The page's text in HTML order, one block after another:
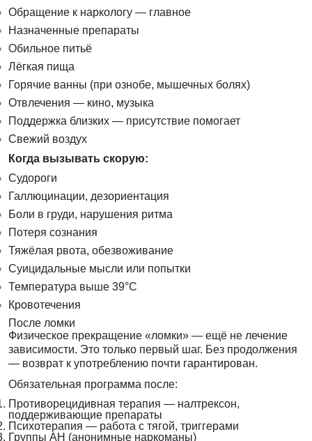
Обращение к наркологу — главное
Назначенные препараты
Обильное питьё
Лёгкая пища
Горячие ванны (при ознобе, мышечных болях)
Отвлечения — кино, музыка
Поддержка близких — присутствие помогает
Свежий воздух
Когда вызывать скорую:
Судороги
Галлюцинации, дезориентация
Боли в груди, нарушения ритма
Потеря сознания
Тяжёлая рвота, обезвоживание
Суицидальные мысли или попытки
Температура выше 39°С
Кровотечения
После ломки
Физическое прекращение «ломки» — ещё не лечение
зависимости. Это только первый шаг. Без продолжения
— возврат к употреблению почти гарантирован.
Обязательная программа после:
Противорецидивная терапия — налтрексон,
поддерживающие препараты
Психотерапия — работа с тягой, триггерами
Группы АН (анонимные наркоманы)